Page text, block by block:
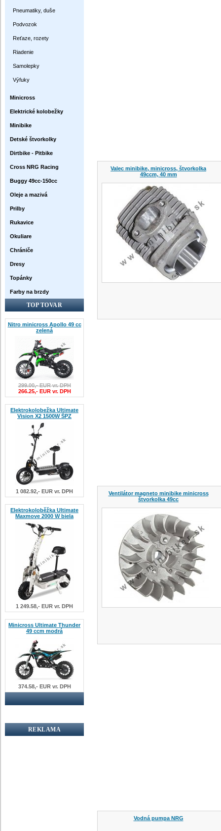
Pneumatiky, duše
Podvozok
Reťaze, rozety
Riadenie
Samolepky
Výfuky
Minicross
Elektrické kolobežky
Minibike
Detské štvorkolky
Dirtbike - Pitbike
Cross NRG Racing
Buggy 49cc-150cc
Oleje a mazivá
Prilby
Rukavice
Okuliare
Chrániče
Dresy
Topánky
Farby na brzdy
TOP TOVAR
Nitro minicross Apollo 49 cc
zelená
299.00,- EUR vr. DPH
266.25,- EUR vr. DPH
Elektrokolobežka Ultimate
Vision X2 1500W ŠPZ
1 082.92,- EUR vr. DPH
Elektrokoloběžka Ultimate
Maxmove 2000 W biela
1 249.58,- EUR vr. DPH
Minicross Ultimate Thunder
49 ccm modrá
374.58,- EUR vr. DPH
REKLAMA
Valec minibike, minicross, štvorkolka
49ccm, 40 mm
Ventilátor magneto minibike minicross
štvorkolka 49cc
Vodná pumpa NRG